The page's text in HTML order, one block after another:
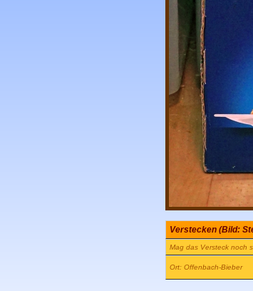
Verstecken (Bild:
Mag das Versteck noch
Ort: Offenbach-Bieber